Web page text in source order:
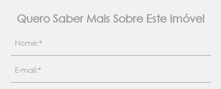
Quero Saber Mais Sobre Este Imóvel